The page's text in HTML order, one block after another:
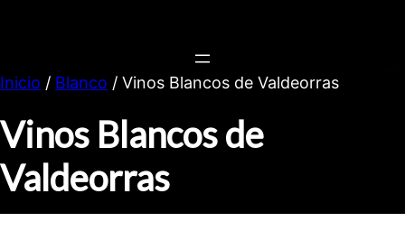
Inicio / Blanco / Vinos Blancos de Valdeorras
Vinos Blancos de
Valdeorras